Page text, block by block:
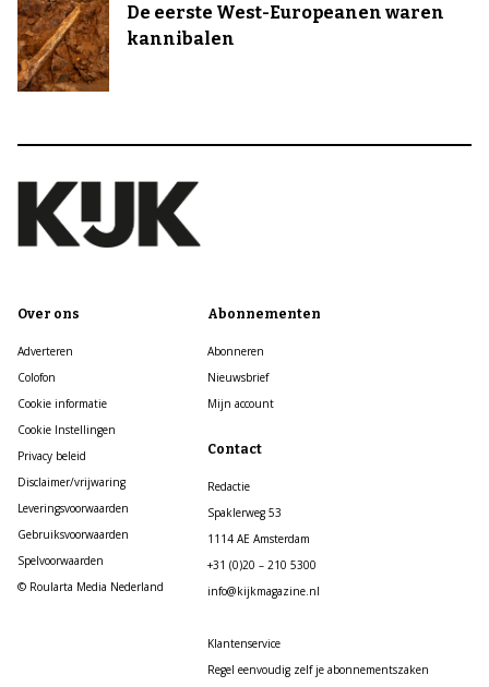
De eerste West-Europeanen waren
kannibalen
Over ons
Adverteren
Colofon
Cookie informatie
Cookie Instellingen
Privacy beleid
Disclaimer/vrijwaring
Leveringsvoorwaarden
Gebruiksvoorwaarden
Spelvoorwaarden
© Roularta Media Nederland
Abonnementen
Abonneren
Nieuwsbrief
Mijn account
Contact
Redactie
Spaklerweg 53
1114 AE Amsterdam
+31 (0)20 – 210 5300
info@kijkmagazine.nl
Klantenservice
Regel eenvoudig zelf je abonnementszaken